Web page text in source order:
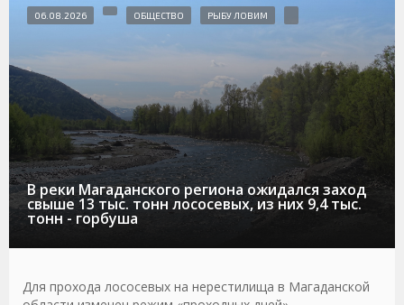
В реки Магаданского региона ожидался заход
свыше 13 тыс. тонн лососевых, из них 9,4 тыс.
тонн - горбуша
06.08.2026 ОБЩЕСТВО РЫБУ ЛОВИМ
Для прохода лососевых на нерестилища в Магаданской